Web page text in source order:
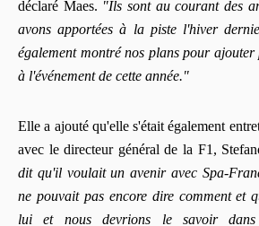
déclaré Maes. "Ils sont au courant des
avons apportées à la piste l'hiver
également montré nos plans pour ajouter
à l'événement de cette année."
Elle a ajouté qu'elle s'était également
avec le directeur général de la F1,
dit qu'il voulait un avenir avec Spa-
ne pouvait pas encore dire comment et
lui et nous devrions le savoir dans